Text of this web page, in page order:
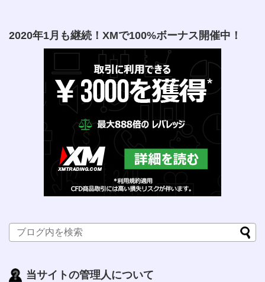
2020年1月も継続！XMで100%ボーナス開催中！
当サイトの管理人について